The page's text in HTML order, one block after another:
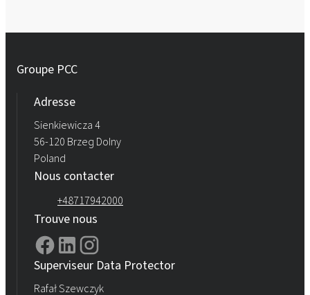
Groupe PCC
Adresse
Sienkiewicza 4
56-120 Brzeg Dolny
Poland
Nous contacter
+48717942000
Trouve nous
Superviseur Data Protector
Rafał Szewczyk